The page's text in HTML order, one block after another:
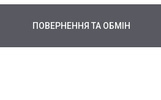
ПОВЕРНЕННЯ ТА ОБМІН